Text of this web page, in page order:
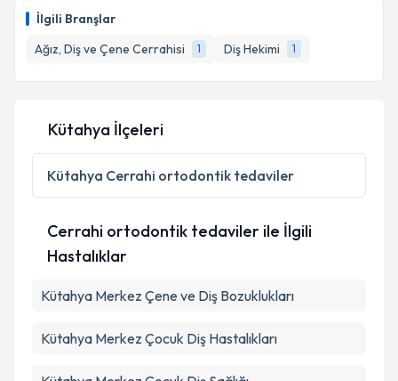
İlgili Branşlar
Ağız, Diş ve Çene Cerrahisi
1 Diş Hekimi 1
Kütahya İlçeleri
Kütahya Cerrahi ortodontik tedaviler
Cerrahi ortodontik tedaviler ile İlgili
Hastalıklar
Kütahya Merkez Çene ve Diş Bozuklukları
Kütahya Merkez Çocuk Diş Hastalıkları